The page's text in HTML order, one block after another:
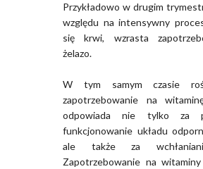
Przykładowo w drugim
względu na intensywny
się krwi, wzrasta
żelazo.
W tym samym czasie
zapotrzebowanie na
odpowiada nie tylko za
funkcjonowanie układu
ale także za
Zapotrzebowanie na